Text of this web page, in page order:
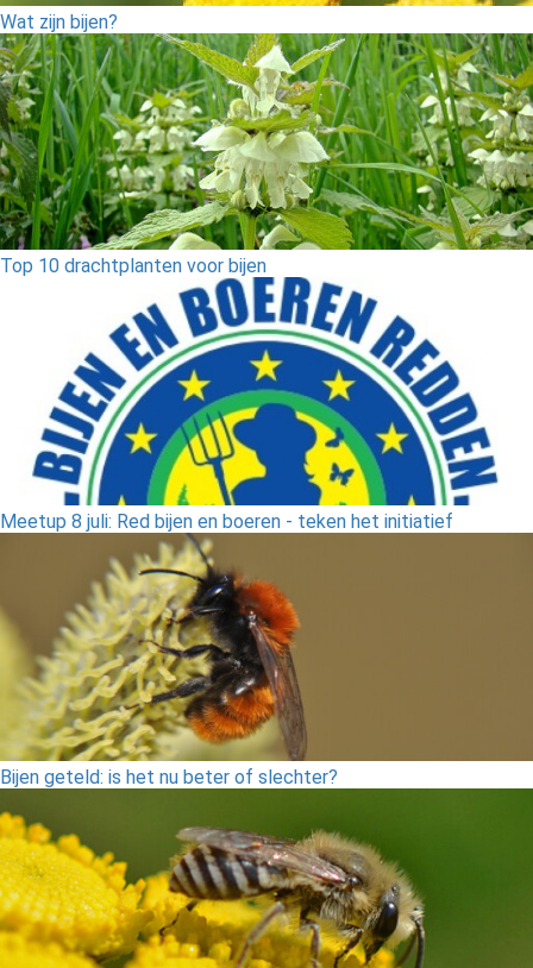
Wat zijn bijen?
Top 10 drachtplanten voor bijen
Meetup 8 juli: Red bijen en boeren - teken het initiatief
Bijen geteld: is het nu beter of slechter?